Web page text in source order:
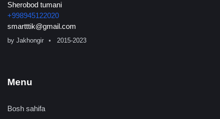
Sherobod tumani
+998945122020
smartttik@gmail.com
by Jakhongir 2015-2023
Menu
Bosh sahifa